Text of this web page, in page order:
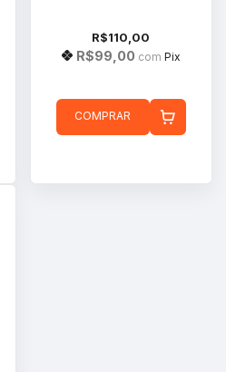
R$110,00
R$99,00 com Pix
COMPRAR